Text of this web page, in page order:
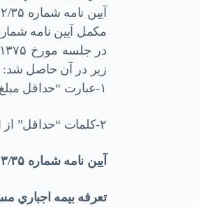
آيين نامه شماره ۲/۳۵
مكمل آيين نامه شماره
زير در آن
۱-عبارت “حداقل مبلغ بيمه و تعرفه ” در مقدمه بجاي عبارت “حداقل حق بيمه و ميزان تعهدات ” قرار گرفت.
۲-كلمات “حداقل” از ابتداي بند ۳ حذف گرديد.
آيين نامه شماره۳/۳۵
تعرفه بيمه اجباري